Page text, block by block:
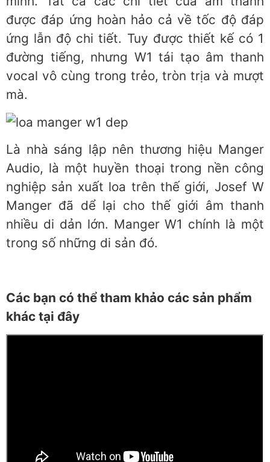
được đáp ứng hoàn hảo cả về tốc độ đáp
ứng lẫn độ chi tiết. Tuy được thiết kế có 1
đường tiếng, nhưng W1 tái tạo âm thanh
vocal vô cùng trong trẻo, tròn trịa và mượt
mà.
Là nhà sáng lập nên thương hiệu Manger
Audio, là một huyền thoại trong nền công
nghiệp sản xuất loa trên thế giới, Josef W
Manger đã dể lại cho thế giới âm thanh
nhiều di dản lớn. Manger W1 chính là một
trong số những di sản đó.
Các bạn có thể tham khảo các sản phẩm
khác tại đây